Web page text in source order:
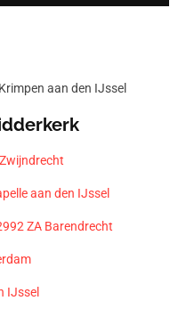
aan den IJssel
aan den IJssel
ZA Barendrecht
IJssel